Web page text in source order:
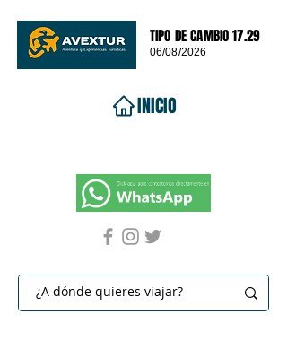
TIPO DE CAMBIO 17.29
06/08/2026
INICIO